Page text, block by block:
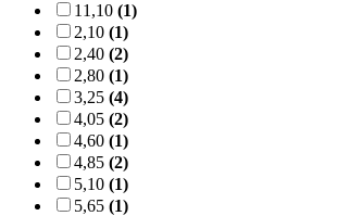
11,10 (1)
2,10 (1)
2,40 (2)
2,80 (1)
3,25 (4)
4,05 (2)
4,60 (1)
4,85 (2)
5,10 (1)
5,65 (1)